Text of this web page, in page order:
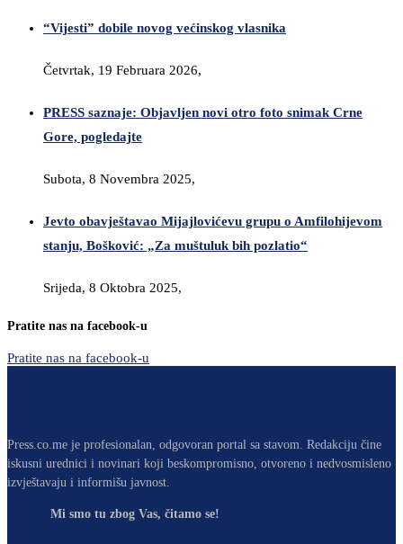
“Vijesti” dobile novog većinskog vlasnika
Četvrtak, 19 Februara 2026,
PRESS saznaje: Objavljen novi otro foto snimak Crne
Gore, pogledajte
Subota, 8 Novembra 2025,
Jevto obavještavao Mijajlovićevu grupu o Amfilohijevom
stanju, Bošković: „Za muštuluk bih pozlatio“
Srijeda, 8 Oktobra 2025,
Pratite nas na facebook-u
Pratite nas na facebook-u
Press.co.me je profesionalan, odgovoran portal sa stavom. Redakciju čine
iskusni urednici i novinari koji beskompromisno, otvoreno i nedvosmisleno
izvještavaju i informišu javnost.
Mi smo tu zbog Vas, čitamo se!